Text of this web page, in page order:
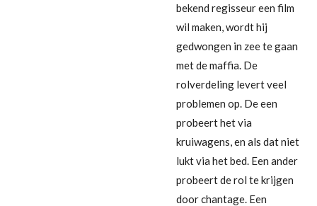
bekend regisseur een film
wil maken, wordt hij
gedwongen in zee te gaan
met de maffia. De
rolverdeling levert veel
problemen op. De een
probeert het via
kruiwagens, en als dat niet
lukt via het bed. Een ander
probeert de rol te krijgen
door chantage. Een